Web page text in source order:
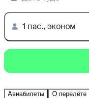
1 пас., эконом
Авиабилеты О перелёте